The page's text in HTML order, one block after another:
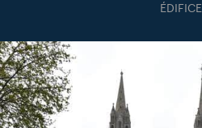
ÉDIFICE